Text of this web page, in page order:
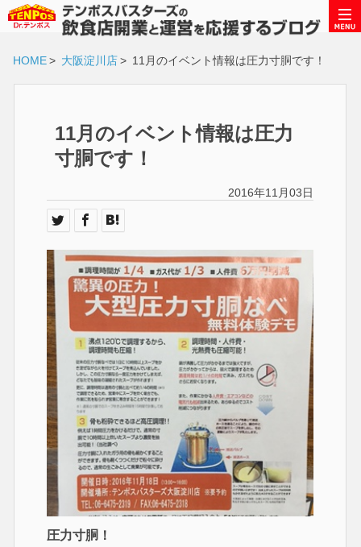
HOME> 大阪淀川店> 11月のイベント情報は圧力寸胴です！
11月のイベント情報は圧力
寸胴です！
2016年11月03日
圧力寸胴！